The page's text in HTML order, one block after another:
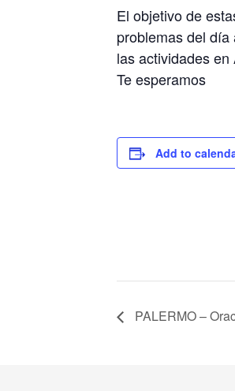
El objetivo de
problemas del
las actividades
Te esperamos
Add to
PALERMO –